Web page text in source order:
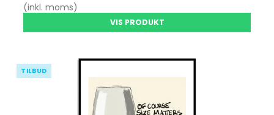
(inkl. moms)
VIS PRODUKT
TILBUD